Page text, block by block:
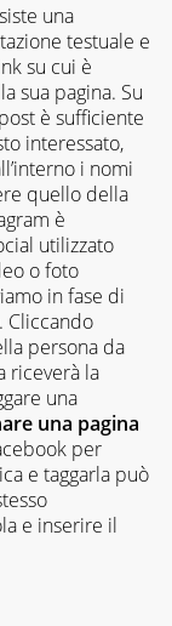
una
testuale e
su cui è
sua pagina. Su
è sufficiente
interessato,
i nomi
quello della
è
utilizzato
o foto
in fase di
Cliccando
persona da
riceverà la
una
una pagina
per
e taggarla può
e inserire il